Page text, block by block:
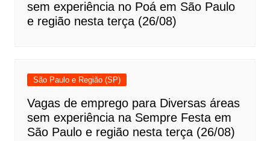
sem experiência no Poá em São Paulo
e região nesta terça (26/08)
São Paulo e Região (SP)
Vagas de emprego para Diversas áreas
sem experiência na Sempre Festa em
São Paulo e região nesta terça (26/08)